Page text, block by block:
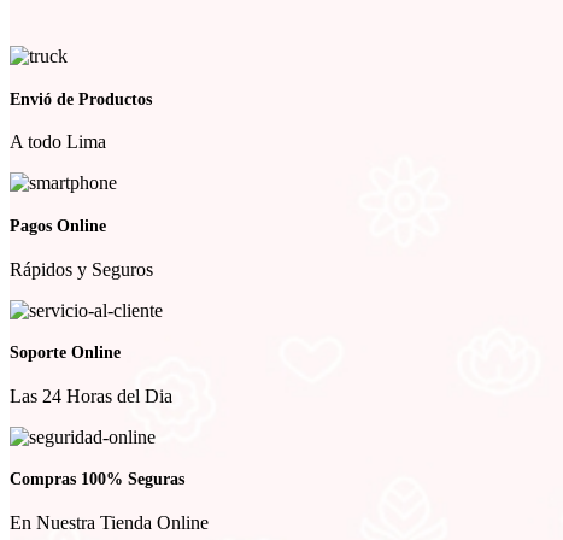
Envió de Productos
A todo Lima
Pagos Online
Rápidos y Seguros
Soporte Online
Las 24 Horas del Dia
Compras 100% Seguras
En Nuestra Tienda Online